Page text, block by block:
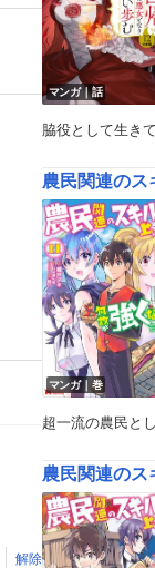
解除
ボ
テ
女
マンガ｜話
脇役として生き
農民関連のス
マンガ｜巻
超一流の農民と
農民関連の